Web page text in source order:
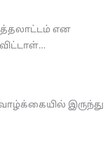
என
இருந்து